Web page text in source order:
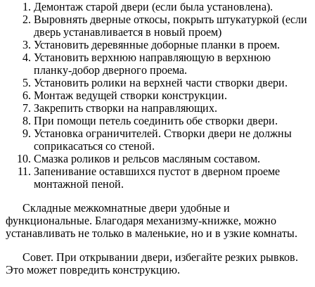
Демонтаж старой двери (если была установлена).
Выровнять дверные откосы, покрыть штукатуркой (если
дверь устанавливается в новый проем)
Установить деревянные доборные планки в проем.
Установить верхнюю направляющую в верхнюю
планку-добор дверного проема.
Установить ролики на верхней части створки двери.
Монтаж ведущей створки конструкции.
Закрепить створки на направляющих.
При помощи петель соединить обе створки двери.
Установка ограничителей. Створки двери не должны
соприкасаться со стеной.
Смазка роликов и рельсов масляным составом.
Запенивание оставшихся пустот в дверном проеме
монтажной пеной.
Складные межкомнатные двери удобные и
функциональные. Благодаря механизму-книжке, можно
устанавливать не только в маленькие, но и в узкие комнаты.
Совет. При открывании двери, избегайте резких рывков.
Это может повредить конструкцию.